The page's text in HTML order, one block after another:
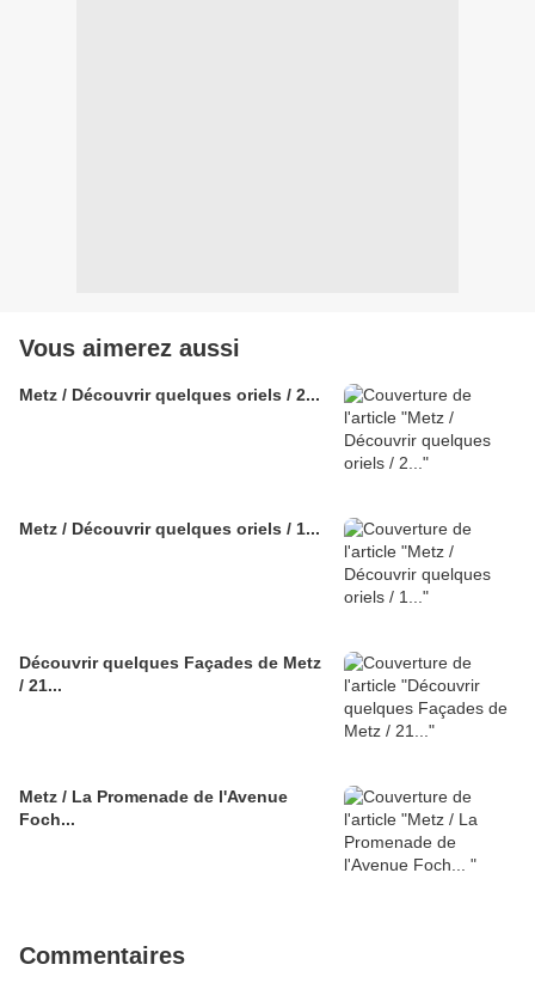
Vous aimerez aussi
Metz / Découvrir quelques oriels / 2...
Metz / Découvrir quelques oriels / 1...
Découvrir quelques Façades de Metz
/ 21...
Metz / La Promenade de l'Avenue
Foch...
Commentaires